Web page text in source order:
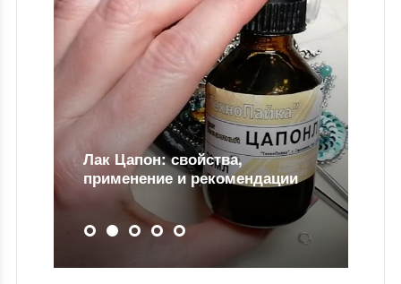
свойства,
и рекомендации
Для чего нужен